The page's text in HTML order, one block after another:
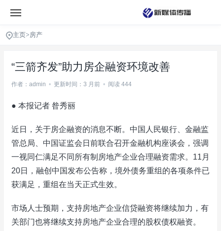
主页>房产
“三箭齐发”助力房企融资环境改善
作者：admin • 更新时间：3 月前 • 阅读 444
● 本报记者 昝秀丽
近日，关于房企融资的消息不断。中国人民银行、金融监
管总局、中国证监会日前联合召开金融机构座谈会，强调
一视同仁满足不同所有制房地产企业合理融资需求。11月
20日，融创中国发布公告称，境外债务重组的各项条件已
获满足，重组在当天正式生效。
市场人士预期，支持房地产企业信贷融资将继续加力，有
关部门也将继续支持房地产企业合理的股权债权融资。